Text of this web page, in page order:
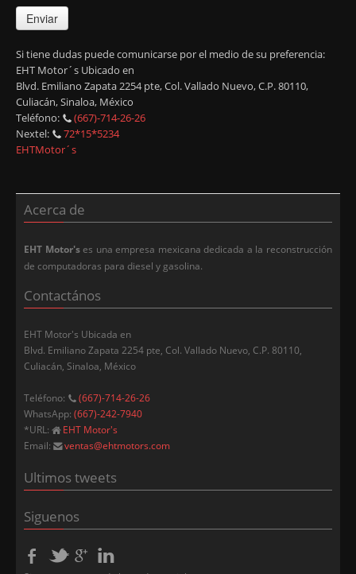
Enviar
Si tiene dudas puede comunicarse por el medio de su preferencia:
EHT Motor´s Ubicado en
Blvd. Emiliano Zapata 2254 pte, Col. Vallado Nuevo, C.P.80110,
Culiacán,Sinaloa, México
Teléfono:
(667)-714-26-26
Nextel:
72*15*5234
EHTMotor´s
Acerca de
EHT Motor'ses una empresa mexicana dedicada a la reconstrucción
de computadoras para diesel y gasolina.
Contactános
EHT Motor's Ubicada en
Blvd. Emiliano Zapata 2254 pte, Col. Vallado Nuevo, C.P. 80110,
Culiacán, Sinaloa, México
Teléfono:
(667)-714-26-26
WhatsApp: (667)-242-7940
*URL:
EHT Motor's
Email:
ventas@ehtmotors.com
Ultimos tweets
Siguenos